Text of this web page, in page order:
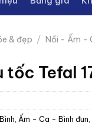
& đẹp / Nồi - Ấm -
tốc Tefal
Ấm - Ca - Bình đun